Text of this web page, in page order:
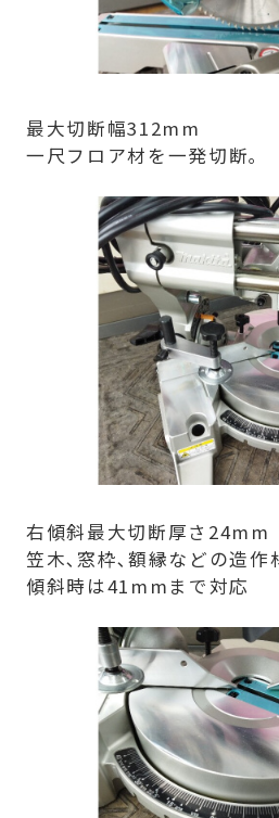
最大切断幅312mm
一尺フロア材を一発切断｡
右傾斜最大切断厚さ24mm
笠木､窓枠､額縁などの造作
傾斜時は41mmまで対応